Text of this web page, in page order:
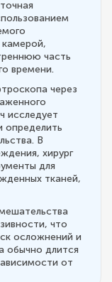
часть
времени.
через
исследует
определить
В
хирург
для
тканей,
что
осложнений и
обычно длится
от